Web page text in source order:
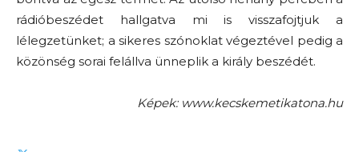
rádióbeszédet hallgatva mi is visszafojtjuk a
lélegzetünket; a sikeres szónoklat végeztével pedig a
közönség sorai felállva ünneplik a király beszédét.
Képek: www.kecskemetikatona.hu